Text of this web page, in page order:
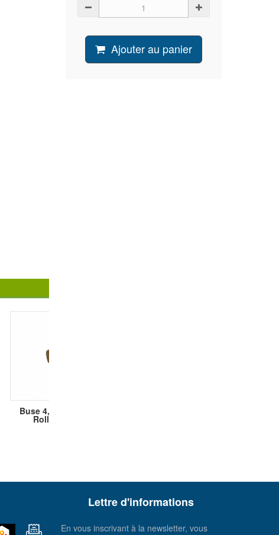
Ajouter au panier
Buse 4,5mm pour
Rolland 11
Lettre d'informations
En vous inscrivant à la newsletter, vous